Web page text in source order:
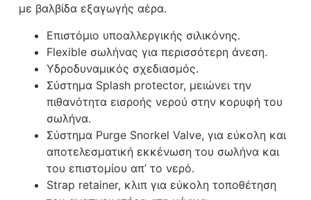
με βαλβίδα εξαγωγής αέρα.
Επιστόμιο υποαλλεργικής σιλικόνης.
Flexible σωλήνας για περισσότερη άνεση.
Υδροδυναμικός σχεδιασμός.
Σύστημα Splash protector, μειώνει την
πιθανότητα εισροής νερού στην κορυφή του
σωλήνα.
Σύστημα Purge Snorkel Valve, για εύκολη και
αποτελεσματική εκκένωση του σωλήνα και
του επιστομίου απ’ το νερό.
Strap retainer, κλιπ για εύκολη τοποθέτηση